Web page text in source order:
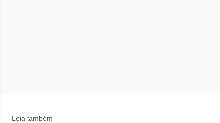
Leia também